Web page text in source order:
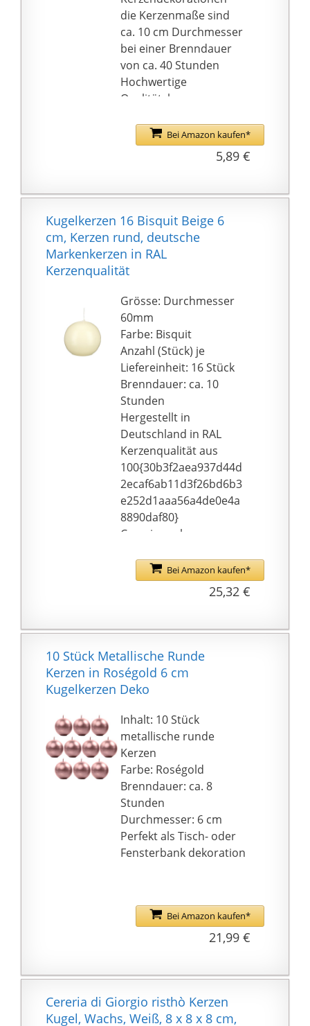
die Kerzenmaße sind
ca. 10 cm Durchmesser
bei einer Brenndauer
von ca. 40 Stunden
Hochwertige
Qualitätskerzen aus
Produktion mit
hervorragendem
Besuchen Sie unseren
Händlershop und
entdecken Sie die große
Kerzenvielfalt zu
günstigen Preisen.
Bei Amazon kaufen*
5,89 €
Kugelkerzen 16 Bisquit Beige 6
cm, Kerzen rund, deutsche
Markenkerzen in RAL
Kerzenqualität
Grösse: Durchmesser
60mm
Farbe: Bisquit
Anzahl (Stück) je
Liefereinheit: 16 Stück
Brenndauer: ca. 10
Stunden
Hergestellt in
Deutschland in RAL
Kerzenqualität aus
100{30b3f2aea937d44d
2ecaf6ab11d3f26bd6b3
e252d1aaa56a4de0e4a
8890daf80}
Ceresinwachs
Bei Amazon kaufen*
25,32 €
10 Stück Metallische Runde
Kerzen in Roségold 6 cm
Kugelkerzen Deko
Inhalt: 10 Stück
metallische runde
Kerzen
Farbe: Roségold
Brenndauer: ca. 8
Stunden
Durchmesser: 6 cm
Perfekt als Tisch- oder
Fensterbank dekoration
Bei Amazon kaufen*
21,99 €
Cereria di Giorgio risthò Kerzen
Kugel, Wachs, Weiß, 8 x 8 x 8 cm,